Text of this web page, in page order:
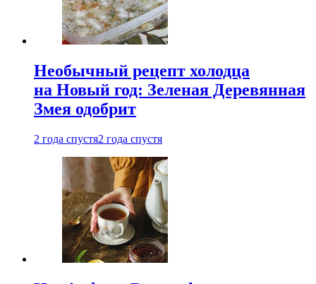
Необычный рецепт холодца
на Новый год: Зеленая Деревянная
Змея одобрит
2 года спустя2 года спустя